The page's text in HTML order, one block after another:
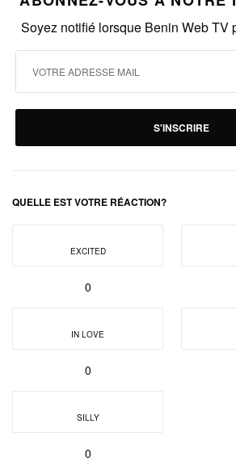
Soyez notifié lorsque Benin Web TV
S'INSCRIRE
QUELLE EST VOTRE RÉACTION?
EXCITED
0
IN LOVE
0
SILLY
0